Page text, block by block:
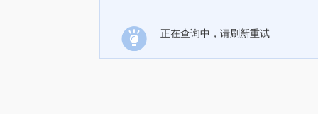
正在查询中，请刷新重试